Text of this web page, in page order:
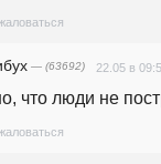
— (63692) 22.05 в
что люди не